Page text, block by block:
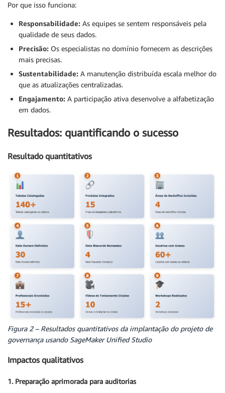
Por que isso funciona:
Responsabilidade: As equipes se sentem responsáveis pela
qualidade de seus dados.
Precisão: Os especialistas no domínio fornecem as descrições
mais precisas.
Sustentabilidade: A manutenção distribuída escala melhor do
que as atualizações centralizadas.
Engajamento: A participação ativa desenvolve a alfabetização
em dados.
Resultados: quantificando o sucesso
Resultado quantitativos
Figura 2 – Resultados quantitativos da implantação do projeto de
governança usando SageMaker Unified Studio
Impactos qualitativos
1. Preparação aprimorada para auditorias